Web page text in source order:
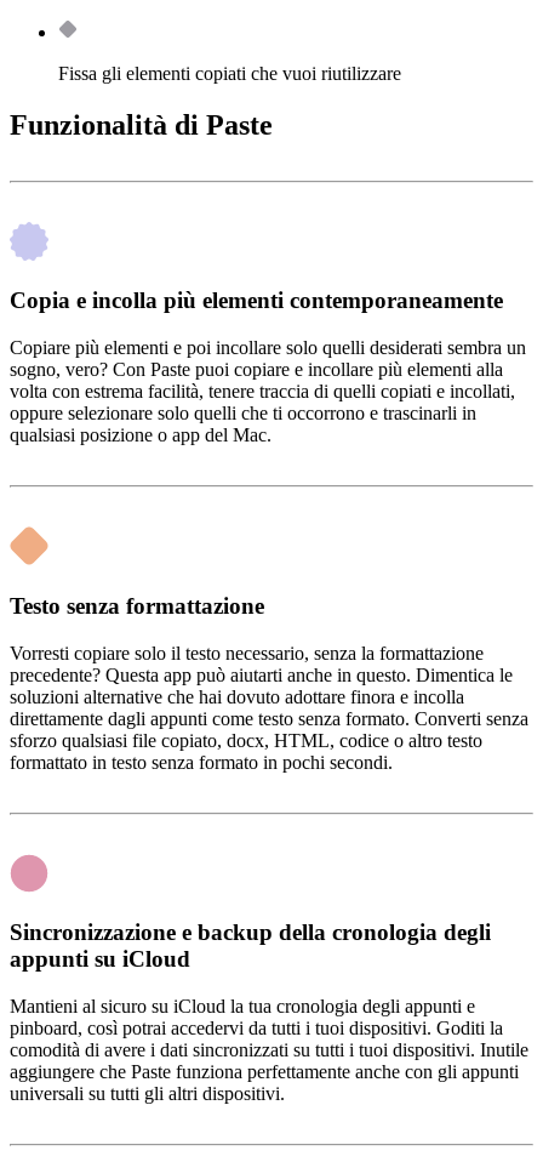
Fissa gli elementi copiati che vuoi riutilizzare
Funzionalità di Paste
Copia e incolla più elementi contemporaneamente
Copiare più elementi e poi incollare solo quelli desiderati sembra un
sogno, vero? Con Paste puoi copiare e incollare più elementi alla
volta con estrema facilità, tenere traccia di quelli copiati e incollati,
oppure selezionare solo quelli che ti occorrono e trascinarli in
qualsiasi posizione o app del Mac.
Testo senza formattazione
Vorresti copiare solo il testo necessario, senza la formattazione
precedente? Questa app può aiutarti anche in questo. Dimentica le
soluzioni alternative che hai dovuto adottare finora e incolla
direttamente dagli appunti come testo senza formato. Converti senza
sforzo qualsiasi file copiato, docx, HTML, codice o altro testo
formattato in testo senza formato in pochi secondi.
Sincronizzazione e backup della cronologia degli
appunti su iCloud
Mantieni al sicuro su iCloud la tua cronologia degli appunti e
pinboard, così potrai accedervi da tutti i tuoi dispositivi. Goditi la
comodità di avere i dati sincronizzati su tutti i tuoi dispositivi. Inutile
aggiungere che Paste funziona perfettamente anche con gli appunti
universali su tutti gli altri dispositivi.